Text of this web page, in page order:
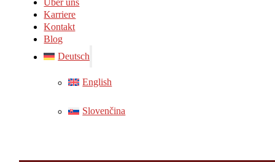
Karriere
Kontakt
Blog
Deutsch
English
Slovenčina